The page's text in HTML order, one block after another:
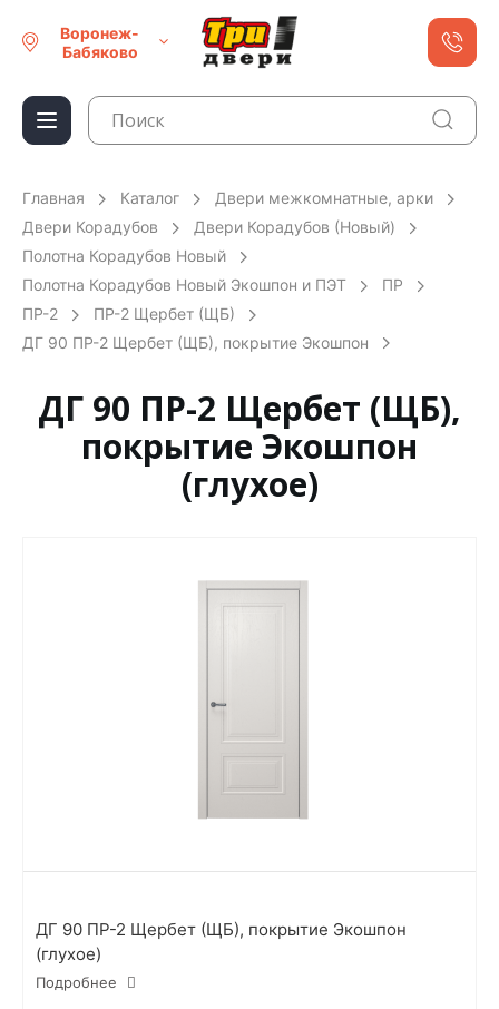
Воронеж-
Бабяково
Главная Каталог
Двери межкомнатные, арки
Двери Корадубов
Двери Корадубов (Новый)
Полотна Корадубов Новый
Полотна Корадубов Новый Экошпон и ПЭТ
ПР
ПР-2
ПР-2 Щербет (ЩБ)
ДГ 90 ПР-2 Щербет (ЩБ), покрытие Экошпон
ДГ 90 ПР-2 Щербет (ЩБ),
покрытие Экошпон
(глухое)
ДГ 90 ПР-2 Щербет (ЩБ), покрытие Экошпон
(глухое)
Подробнее